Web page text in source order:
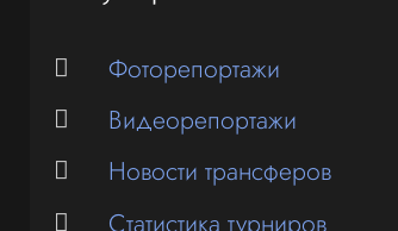
Фоторепортажи
Видеорепортажи
Новости трансферов
Статистика турниров